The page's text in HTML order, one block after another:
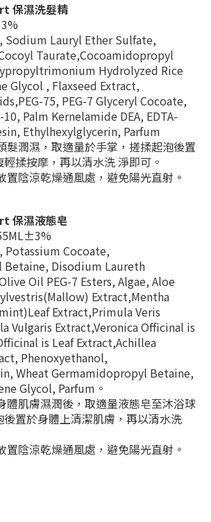
保濕洗髮精
Sodium Lauryl Ether Sulfate,
Taurate,Cocoamidopropyl
Hydrolyzed Rice
Glycol , Flaxseed Extract,
75, PEG-7 Glyceryl Cocoate,
Palm Kernelamide DEA, EDTA-
Ethylhexylglycerin, Parfum
髮潤濕，取適量於手掌，搓揉起泡後置
揉按摩，再以清水洗 淨即可。
置陰涼乾燥通風處，避免陽光直射。
保濕液態皂
Potassium Cocoate,
Disodium Laureth
Oil PEG-7 Esters, Algae, Aloe
Extract,Mentha
Extract,Primula Veris
Vulgaris Extract,Veronica Officinal is
is Leaf Extract,Achillea
Phenoxyethanol,
Wheat Germamidopropyl Betaine,
Glycol, Parfum。
體肌膚濕潤後，取適量液態皂至沐浴球
置於身體上清潔肌膚，再以清水洗
置陰涼乾燥通風處，避免陽光直射。